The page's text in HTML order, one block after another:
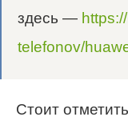
здесь —
telefonov/
Стоит